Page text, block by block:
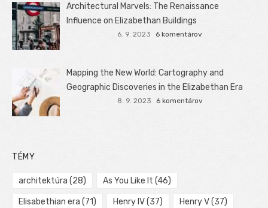
Architectural Marvels: The Renaissance
Influence on Elizabethan Buildings
6. 9. 2023 6 komentárov
Mapping the New World: Cartography and
Geographic Discoveries in the Elizabethan Era
8. 9. 2023 6 komentárov
TÉMY
architektúra (28) As You Like It (46)
Elisabethian era (71) Henry IV(37) Henry V(37)